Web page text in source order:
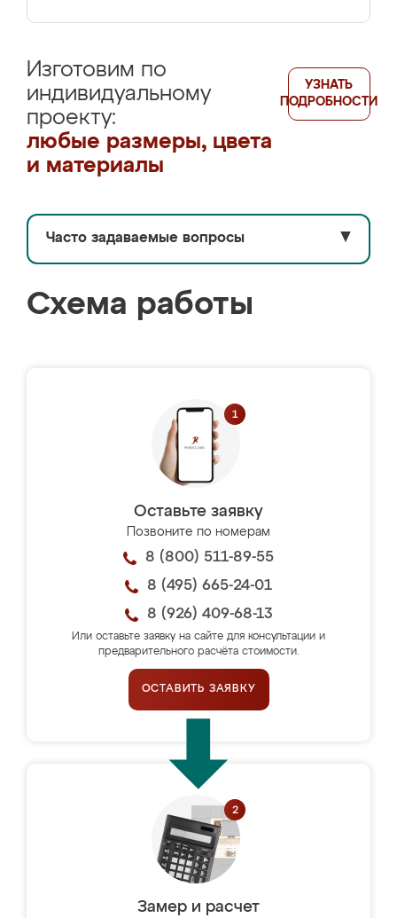
Изготовим по
индивидуальному
проекту:
любые размеры, цвета
и материалы
УЗНАТЬ
ПОДРОБНОСТИ
Часто задаваемые вопросы ▼
Схема работы
Оставьте заявку
Позвоните по номерам
8 (800) 511-89-55
8 (495) 665-24-01
8 (926) 409-68-13
Или оставьте заявку на сайте для консультации и
предварительного расчёта стоимости.
ОСТАВИТЬ ЗАЯВКУ
Замер и расчет